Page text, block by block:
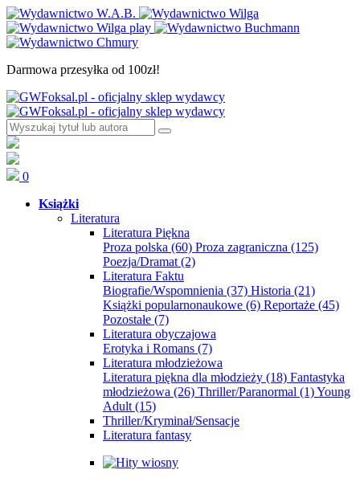
Darmowa przesyłka od 100zł!
0
Książki
Literatura
Literatura Piękna
Proza polska (60) Proza zagraniczna (125)
Poezja/Dramat (2)
Literatura Faktu
Biografie/Wspomnienia (37) Historia (21)
Książki popularnonaukowe (6) Reportaże (45)
Pozostałe (7)
Literatura obyczajowa
Erotyka i Romans (7)
Literatura młodzieżowa
Literatura piękna dla młodzieży (18) Fantastyka
młodzieżowa (26) Thriller/Paranormal (1)Young
Adult (15)
Thriller/Kryminał/Sensacje
Literatura fantasy